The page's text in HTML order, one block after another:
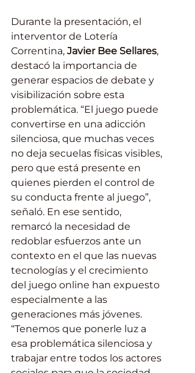
Durante la presentación, el
interventor de Lotería
Correntina, Javier Bee Sellares,
destacó la importancia de
generar espacios de debate y
visibilización sobre esta
problemática. “El juego puede
convertirse en una adicción
silenciosa, que muchas veces
no deja secuelas físicas visibles,
pero que está presente en
quienes pierden el control de
su conducta frente al juego”,
señaló. En ese sentido,
remarcó la necesidad de
redoblar esfuerzos ante un
contexto en el que las nuevas
tecnologías y el crecimiento
del juego online han expuesto
especialmente a las
generaciones más jóvenes.
“Tenemos que ponerle luz a
esa problemática silenciosa y
trabajar entre todos los actores